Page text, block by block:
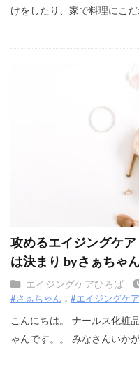
けをしたり、家で料理にこ
攻めるエイジングケ
は決まり byさぁちゃ
エイジングケアひろば
#さぁちゃん #エイジングケア
こんにちは。 ナールス化粧
ゃんです。。 みなさんいか